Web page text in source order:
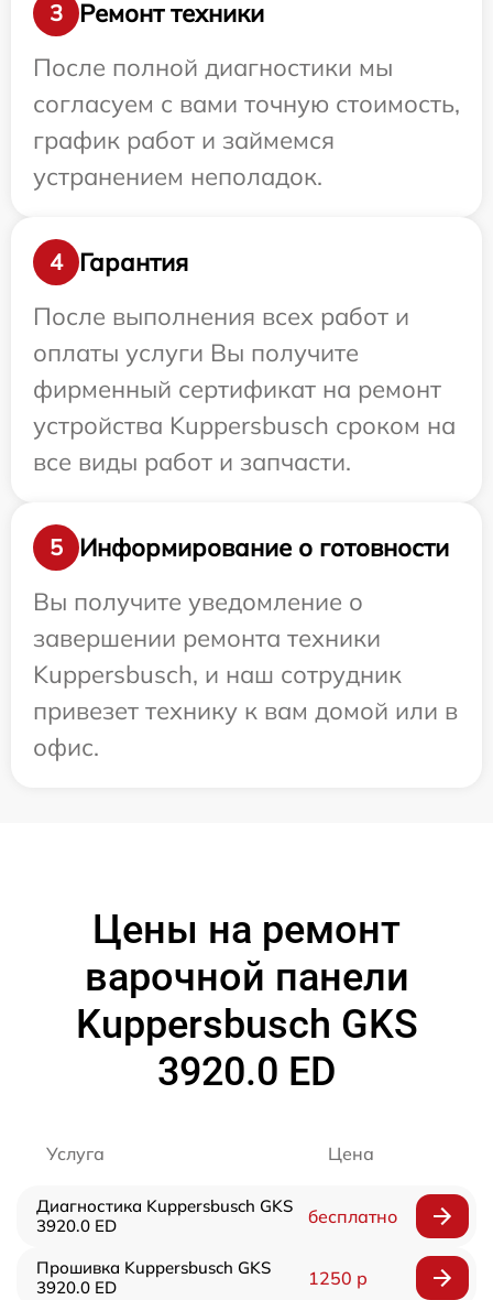
3
Ремонт техники
После полной диагностики мы
согласуем с вами точную стоимость,
график работ и займемся
устранением неполадок.
4
Гарантия
После выполнения всех работ и
оплаты услуги Вы получите
фирменный сертификат на ремонт
устройства Kuppersbusch сроком на
все виды работ и запчасти.
5
Информирование о готовности
Вы получите уведомление о
завершении ремонта техники
Kuppersbusch, и наш сотрудник
привезет технику к вам домой или в
офис.
Цены на ремонт
варочной панели
Kuppersbusch GKS
3920.0 ED
Услуга Цена
Диагностика Kuppersbusch GKS
3920.0 ED
бесплатно
Прошивка Kuppersbusch GKS
3920.0 ED
1250 р